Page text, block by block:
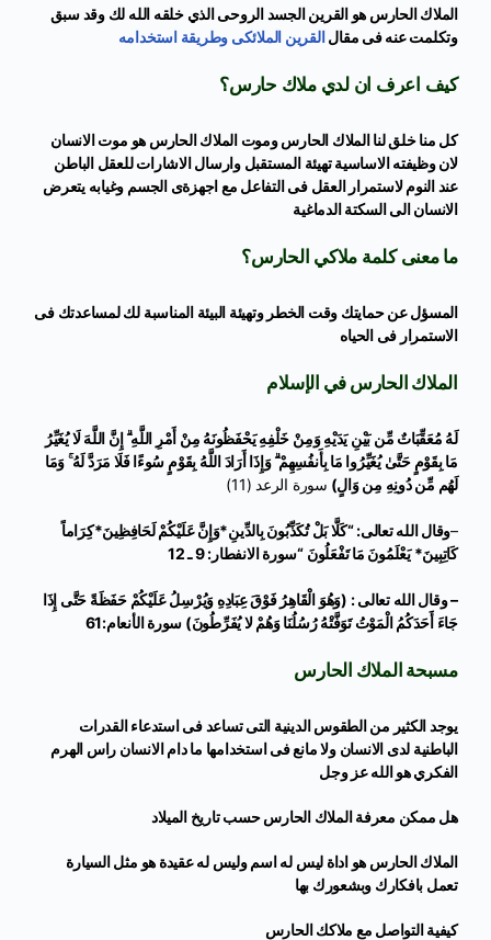
الملاك الحارس هو القرين الجسد الروحى الذي خلقه الله لك وقد سبق
وتكلمت عنه فى مقالالقرين الملائكى وطريقة استخدامه
كيف اعرف ان لدي ملاك حارس؟
كل منا خلق لنا الملاك الحارس وموت الملاك الحارس هو موت الانسان
لان وظيفته الاساسية تهيئة المستقبل وارسال الاشارات للعقل الباطن
عند النوم لاستمرار العقل فى التفاعل مع اجهزةى الجسم وغيابه يتعرض
الانسان الى السكتة الدماغية
ما معنى كلمة ملاكي الحارس؟
المسؤل عن حمايتك وقت الخطر وتهيئة البيئة المناسبة لك لمساعدتك فى
الاستمرار فى الحياه
الملاك الحارس في الإسلام
لَهُ مُعَقِّبَاتٌ مِّن بَيْنِ يَدَيْهِ وَمِنْ خَلْفِهِ يَحْفَظُونَهُ مِنْ أَمْرِ اللَّهِ ۗ إِنَّ اللَّهَ لَا يُغَيِّرُ
مَا بِقَوْمٍ حَتَّىٰ يُغَيِّرُوا مَا بِأَنفُسِهِمْ ۗ وَإِذَا أَرَادَ اللَّهُ بِقَوْمٍ سُوءًا فَلَا مَرَدَّ لَهُ ۚ وَمَا
لَهُم مِّن دُونِهِ مِن وَالٍ) سورة الرعد (11)
–وقال الله تعالى: “كَلَّا بَلْ تُكَذِّبُونَ بِالدِّينِ*وَإِنَّ عَلَيْكُمْ لَحَافِظِينَ*كِرَاماً
كَاتِبِينَ* يَعْلَمُونَ مَا تَفْعَلُونَ “سورة الانفطار: 9 ـ 12
– وقال الله تعالى : (وَهُوَ الْقَاهِرُ فَوْقَ عِبَادِهِ وَيُرْسِلُ عَلَيْكُمْ حَفَظَةً حَتَّى إِذَا
جَاءَ أَحَدَكُمُ الْمَوْتُ تَوَفَّتْهُ رُسُلُنَا وَهُمْ لا يُفَرِّطُونَ) سورة الأنعام:61
مسبحة الملاك الحارس
يوجد الكثير من الطقوس الدينية التى تساعد فى استدعاء القدرات
الباطنية لدى الانسان ولا مانع فى استخدامها ما دام الانسان راس الهرم
الفكري هو الله عز وجل
هل ممكن معرفة الملاك الحارس حسب تاريخ الميلاد
الملاك الحارس هو اداة ليس له اسم وليس له عقيدة هو مثل السيارة
تعمل بافكارك وبشعورك بها
كيفية التواصل مع ملاكك الحارس